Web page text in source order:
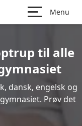
Menu
til alle
dansk, engelsk og
Prøv det